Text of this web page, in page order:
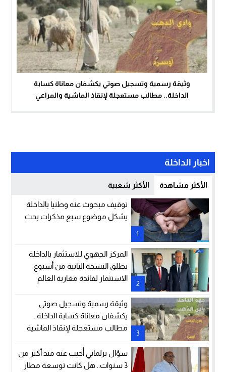
وثيقة رسمية وتسجيل صوتي يكشفان معاناة كسابة
الداخلة.. مطالب مستعجلة لإنقاذ الماشية والمراعي
اخبار الداخلة
الأكثر مشاهدة الأكثر شعبية
1
توقيف مبحوث عنه وطنيا بالداخلة
يشكل موضوع سبع مذكرات بحث
2
المركز الجهوي للاستثمار بالداخلة
يطلق النسخة الثانية من أسبوع
الاستثمار لفائدة مغاربة العالم
3
وثيقة رسمية وتسجيل صوتي
يكشفان معاناة كسابة الداخلة..
مطالب مستعجلة لإنقاذ الماشية
سؤال برلماني أُجيب عنه منذ أكثر من
3 سنوات.. هل كانت توسعة مطار